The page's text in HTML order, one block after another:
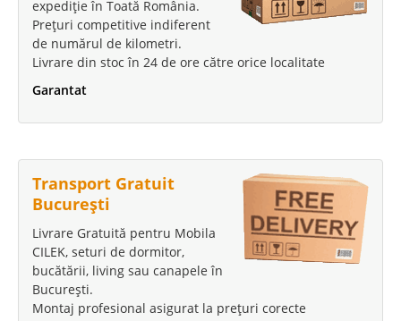
expediție în Toată România.
Prețuri competitive indiferent
de numărul de kilometri.
Livrare din stoc în 24 de ore către orice localitate
Garantat
Transport Gratuit
București
Livrare Gratuită pentru Mobila
CILEK, seturi de dormitor,
bucătării, living sau canapele în
București.
Montaj profesional asigurat la prețuri corecte